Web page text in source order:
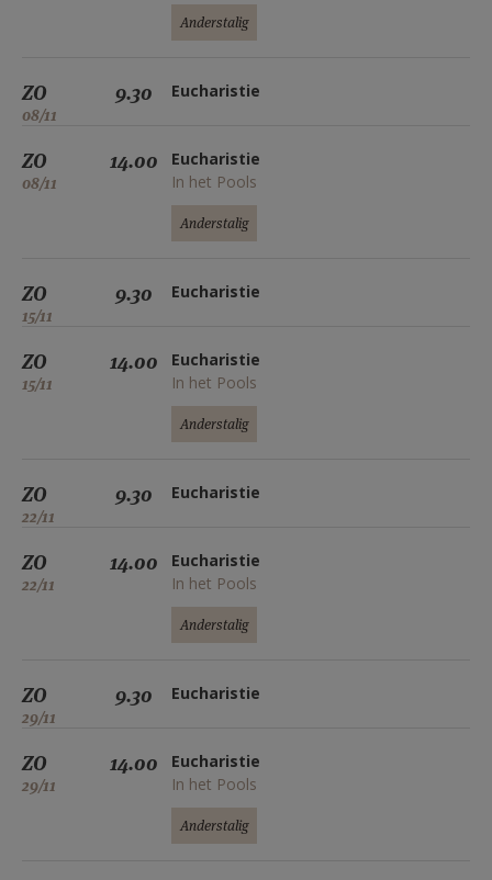
Anderstalig
ZO
08/11
9.30 Eucharistie
ZO
08/11
14.00
Eucharistie
In het Pools
Anderstalig
ZO
15/11
9.30 Eucharistie
ZO
15/11
14.00
Eucharistie
In het Pools
Anderstalig
ZO
22/11
9.30 Eucharistie
ZO
22/11
14.00
Eucharistie
In het Pools
Anderstalig
ZO
29/11
9.30 Eucharistie
ZO
29/11
14.00
Eucharistie
In het Pools
Anderstalig